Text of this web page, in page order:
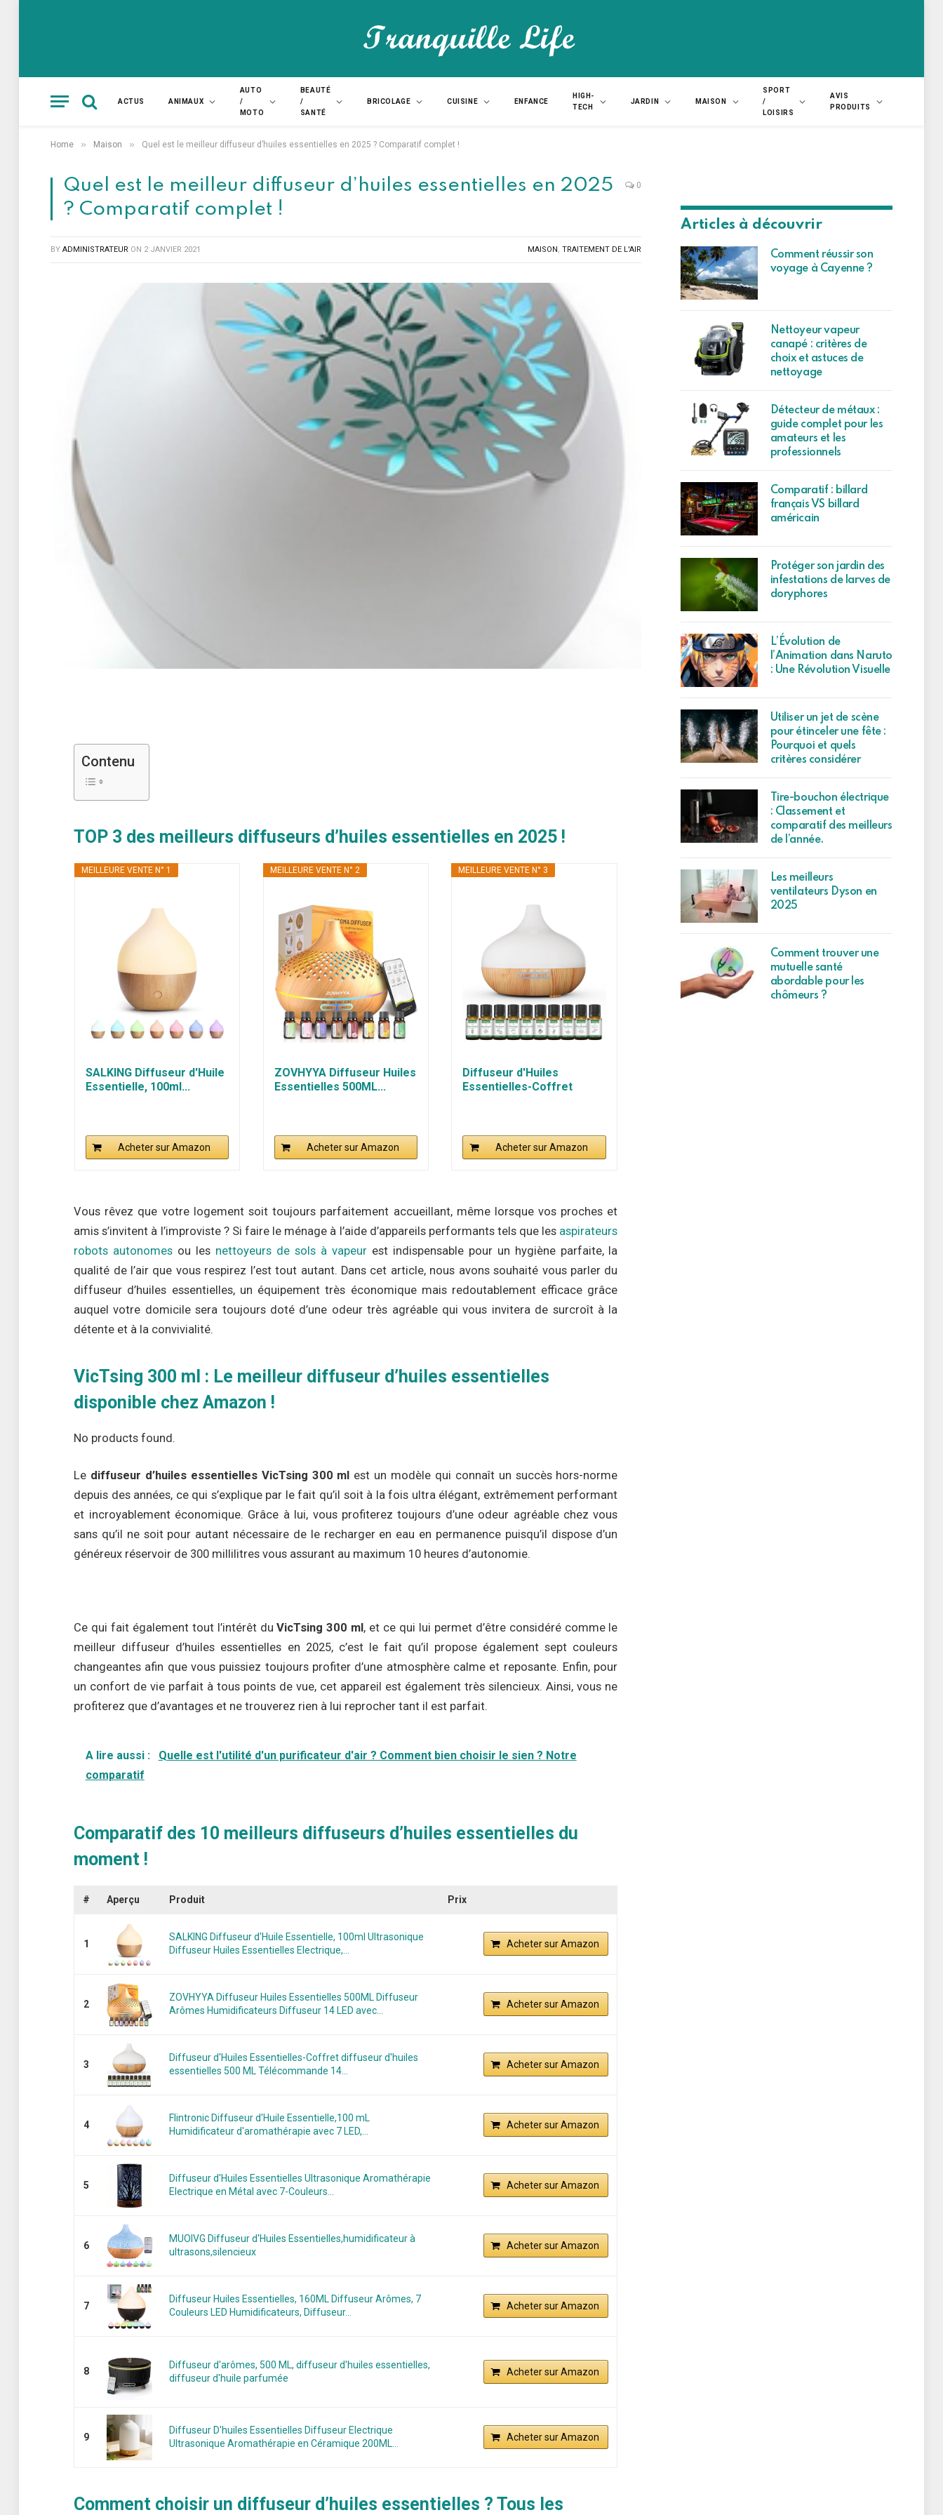
ACTUS ANIMAUX
AUTO
/
MOTO
BEAUTÉ
/
SANTÉ
BRICOLAGE CUISINE ENFANCE
HIGH-
TECH
JARDIN MAISON
SPORT
/
LOISIRS
AVIS
PRODUITS
Home » Maison » Quel est le meilleur diffuseur d’huiles essentielles en 2025 ? Comparatif complet !
Quel est le meilleur diffuseur d’huiles essentielles en 2025
? Comparatif complet !
0
BY ADMINISTRATEUR ON 2 JANVIER 2021 MAISON, TRAITEMENT DE L'AIR
Contenu
TOP 3 des meilleurs diffuseurs d’huiles essentielles en 2025 !
MEILLEURE VENTE N° 1
SALKING Diffuseur d'Huile
Essentielle, 100ml...
Acheter sur Amazon
MEILLEURE VENTE N° 2
ZOVHYYA Diffuseur Huiles
Essentielles 500ML...
Acheter sur Amazon
MEILLEURE VENTE N° 3
Diffuseur d'Huiles
Essentielles-Coffret
Acheter sur Amazon
Vous rêvez que votre logement soit toujours parfaitement accueillant, même lorsque vos proches et
amis s’invitent à l’improviste ? Si faire le ménage à l’aide d’appareils performants tels que les aspirateurs
robots autonomes ou les nettoyeurs de sols à vapeurest indispensable pour un hygiène parfaite, la
qualité de l’air que vous respirez l’est tout autant. Dans cet article, nous avons souhaité vous parler du
diffuseur d’huiles essentielles, un équipement très économique mais redoutablement efficace grâce
auquel votre domicile sera toujours doté d’une odeur très agréable qui vous invitera de surcroît à la
détente et à la convivialité.
VicTsing 300 ml : Le meilleur diffuseur d’huiles essentielles
disponible chez Amazon !
No products found.
Le diffuseur d’huiles essentielles VicTsing 300 ml est un modèle qui connaît un succès hors-norme
depuis des années, ce qui s’explique par le fait qu’il soit à la fois ultra élégant, extrêmement performant
et incroyablement économique. Grâce à lui, vous profiterez toujours d’une odeur agréable chez vous
sans qu’il ne soit pour autant nécessaire de le recharger en eau en permanence puisqu’il dispose d’un
généreux réservoir de 300 millilitres vous assurant au maximum 10 heures d’autonomie.
Ce qui fait également tout l’intérêt duVicTsing 300 ml, et ce qui lui permet d’être considéré comme le
meilleur diffuseur d’huiles essentielles en 2025, c’est le fait qu’il propose également sept couleurs
changeantes afin que vous puissiez toujours profiter d’une atmosphère calme et reposante. Enfin, pour
un confort de vie parfait à tous points de vue, cet appareil est également très silencieux. Ainsi, vous ne
profiterez que d’avantages et ne trouverez rien à lui reprocher tant il est parfait.
A lire aussi :
Quelle est l'utilité d'un purificateur d'air ? Comment bien choisir le sien ? Notre
comparatif
Comparatif des 10 meilleurs diffuseurs d’huiles essentielles du
moment !
# Aperçu Produit Prix
1
SALKING Diffuseur d'Huile Essentielle, 100ml Ultrasonique
Diffuseur Huiles Essentielles Electrique,...
Acheter sur Amazon
2
ZOVHYYA Diffuseur Huiles Essentielles 500ML Diffuseur
Arômes Humidificateurs Diffuseur 14 LED avec...
Acheter sur Amazon
3
Diffuseur d'Huiles Essentielles-Coffret diffuseur d'huiles
essentielles 500 ML Télécommande 14...
Acheter sur Amazon
4
Flintronic Diffuseur d'Huile Essentielle,100 mL
Humidificateur d'aromathérapie avec 7 LED,...
Acheter sur Amazon
5
Diffuseur d'Huiles Essentielles Ultrasonique Aromathérapie
Electrique en Métal avec 7-Couleurs...
Acheter sur Amazon
6
MUOIVG Diffuseur d'Huiles Essentielles,humidificateur à
ultrasons,silencieux
Acheter sur Amazon
7
Diffuseur Huiles Essentielles, 160ML Diffuseur Arômes, 7
Couleurs LED Humidificateurs, Diffuseur...
Acheter sur Amazon
8
Diffuseur d'arômes, 500 ML, diffuseur d'huiles essentielles,
diffuseur d'huile parfumée
Acheter sur Amazon
9
Diffuseur D'huiles Essentielles Diffuseur Electrique
Ultrasonique Aromathérapie en Céramique 200ML...
Acheter sur Amazon
Comment choisir un diffuseur d’huiles essentielles ? Tous les
Articles à découvrir
Comment réussir son
voyage à Cayenne ?
Nettoyeur vapeur
canapé : critères de
choix et astuces de
nettoyage
Détecteur de métaux :
guide complet pour les
amateurs et les
professionnels
Comparatif : billard
français VS billard
américain
Protéger son jardin des
infestations de larves de
doryphores
L’Évolution de
l’Animation dans Naruto
: Une Révolution Visuelle
Utiliser un jet de scène
pour étinceler une fête :
Pourquoi et quels
critères considérer
Tire-bouchon électrique
: Classement et
comparatif des meilleurs
de l’année.
Les meilleurs
ventilateurs Dyson en
2025
Comment trouver une
mutuelle santé
abordable pour les
chômeurs ?